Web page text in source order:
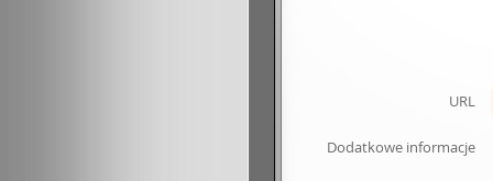
URL
Dodatkowe informacje